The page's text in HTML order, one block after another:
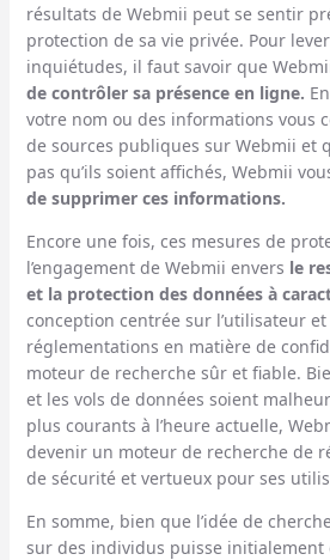
résultats de Webmii peut se sentir
protection de sa vie privée. Pour
inquiétudes, il faut savoir que
de contrôler sa présence en ligne.
votre nom ou des informations vous
de sources publiques sur Webmii et
pas qu’ils soient affichés, Webmii
de supprimer ces informations.
Encore une fois, ces mesures de
l’engagement de Webmii envers le
et la protection des données à
conception centrée sur l’utilisateur
réglementations en matière de
moteur de recherche sûr et fiable.
et les vols de données soient
plus courants à l’heure actuelle,
devenir un moteur de recherche de
de sécurité et vertueux pour ses
En somme, bien que l’idée de
sur des individus puisse initialement